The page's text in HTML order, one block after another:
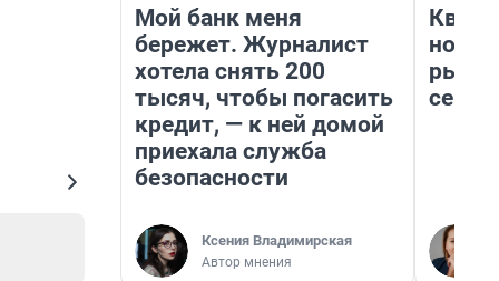
Мой банк меня
бережет. Журналист
хотела снять 200
тысяч, чтобы погасить
кредит, — к ней домой
приехала служба
безопасности
Ксения Владимирская
Автор мнения
но